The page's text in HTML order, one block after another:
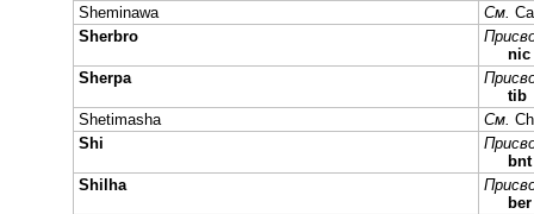
Sheminawa
См.
Sherbro
nic
Sherpa
tib
Shetimasha
См.
Shi
bnt
Shilha
ber